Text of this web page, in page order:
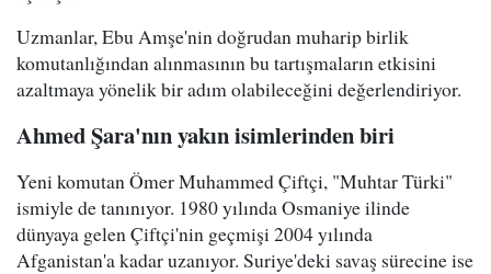
Uzmanlar, Ebu Amşe'nin doğrudan muharip birlik
komutanlığından alınmasının bu tartışmaların etkisini
azaltmaya yönelik bir adım olabileceğini değerlendiriyor.
Ahmed Şara'nın yakın isimlerinden biri
Yeni komutan Ömer Muhammed Çiftçi, "Muhtar Türki"
ismiyle de tanınıyor. 1980 yılında Osmaniye ilinde
dünyaya gelen Çiftçi'nin geçmişi 2004 yılında
Afganistan'a kadar uzanıyor. Suriye'deki savaş sürecine ise